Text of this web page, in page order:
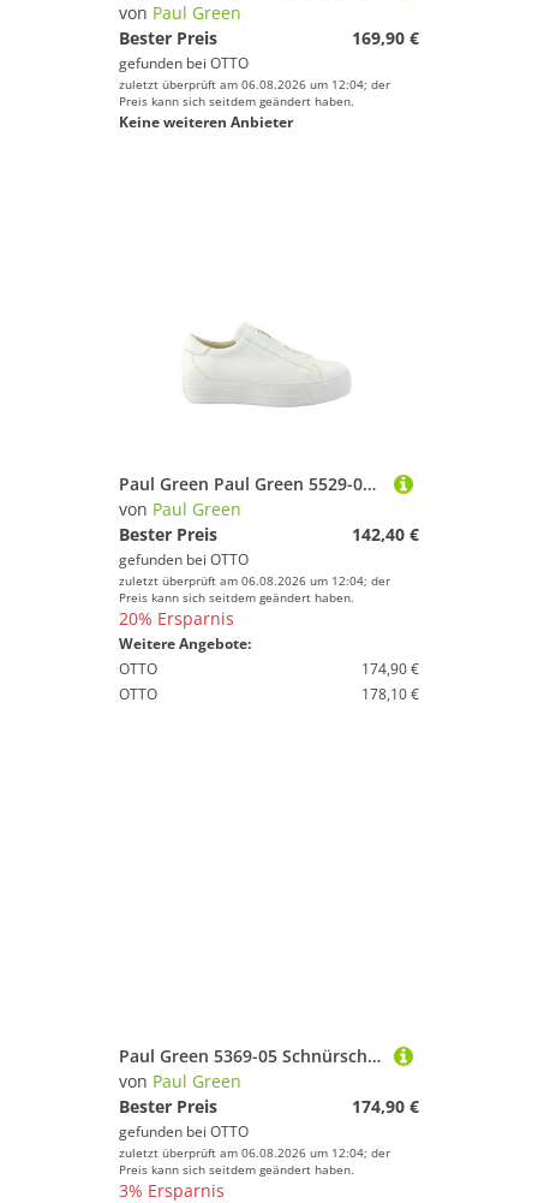
von Paul Green
Bester Preis
169,90 €
gefunden bei OTTO
zuletzt überprüft am 06.08.2026 um 12:04; der
Preis kann sich seitdem geändert haben.
Keine weiteren Anbieter
Paul Green Paul Green 5529-039, Sneaker, Weiß, Damen Sneaker
von Paul Green
Bester Preis
142,40 €
gefunden bei OTTO
zuletzt überprüft am 06.08.2026 um 12:04; der
Preis kann sich seitdem geändert haben.
20% Ersparnis
Weitere Angebote:
OTTO
174,90 €
OTTO
178,10 €
Paul Green 5369-05 Schnürschuh
von Paul Green
Bester Preis
174,90 €
gefunden bei OTTO
zuletzt überprüft am 06.08.2026 um 12:04; der
Preis kann sich seitdem geändert haben.
3% Ersparnis